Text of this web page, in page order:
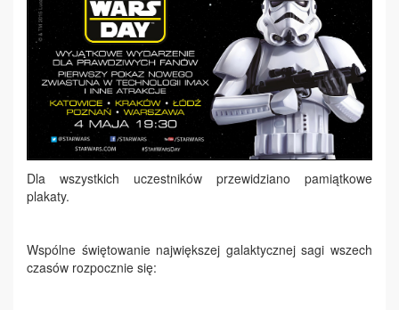
Dla wszystkich uczestników przewidziano pamiątkowe
plakaty.
Wspólne świętowanie największej galaktycznej sagi wszech
czasów rozpocznie się: